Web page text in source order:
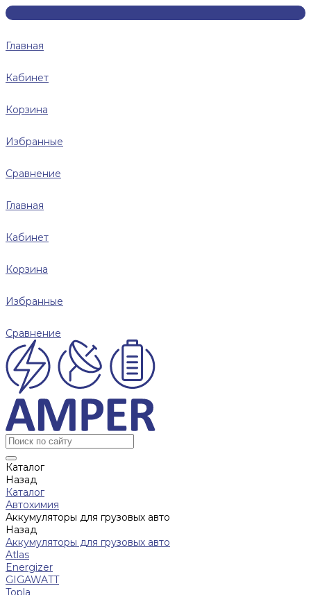
Главная
Кабинет
Корзина
Избранные
Сравнение
Главная
Кабинет
Корзина
Избранные
Сравнение
Каталог
Назад
Каталог
Автохимия
Аккумуляторы для грузовых авто
Назад
Аккумуляторы для грузовых авто
Atlas
Energizer
GIGAWATT
Topla